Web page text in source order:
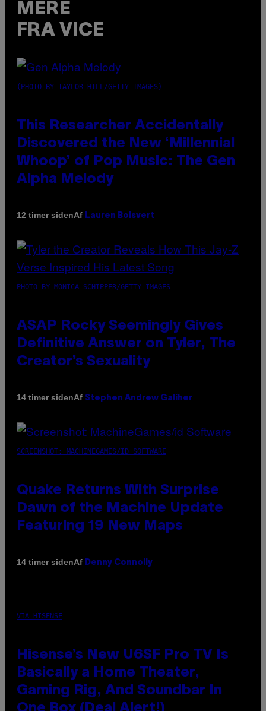
MERE
FRA VICE
(PHOTO BY TAYLOR HILL/GETTY IMAGES)
This Researcher Accidentally
Discovered the New ‘Millennial
Whoop’ of Pop Music: The Gen
Alpha Melody
12 timer sidenAf Lauren Boisvert
PHOTO BY MONICA SCHIPPER/GETTY IMAGES
ASAP Rocky Seemingly Gives
Definitive Answer on Tyler, The
Creator’s Sexuality
14 timer sidenAf Stephen Andrew Galiher
SCREENSHOT: MACHINEGAMES/ID SOFTWARE
Quake Returns With Surprise
Dawn of the Machine Update
Featuring 19 New Maps
14 timer sidenAf Denny Connolly
VIA HISENSE
Hisense’s New U6SF Pro TV Is
Basically a Home Theater,
Gaming Rig, And Soundbar In